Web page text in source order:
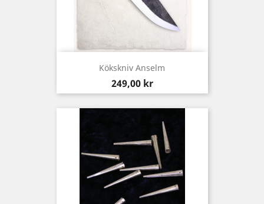
Kökskniv Anselm
Pris
249,00 kr